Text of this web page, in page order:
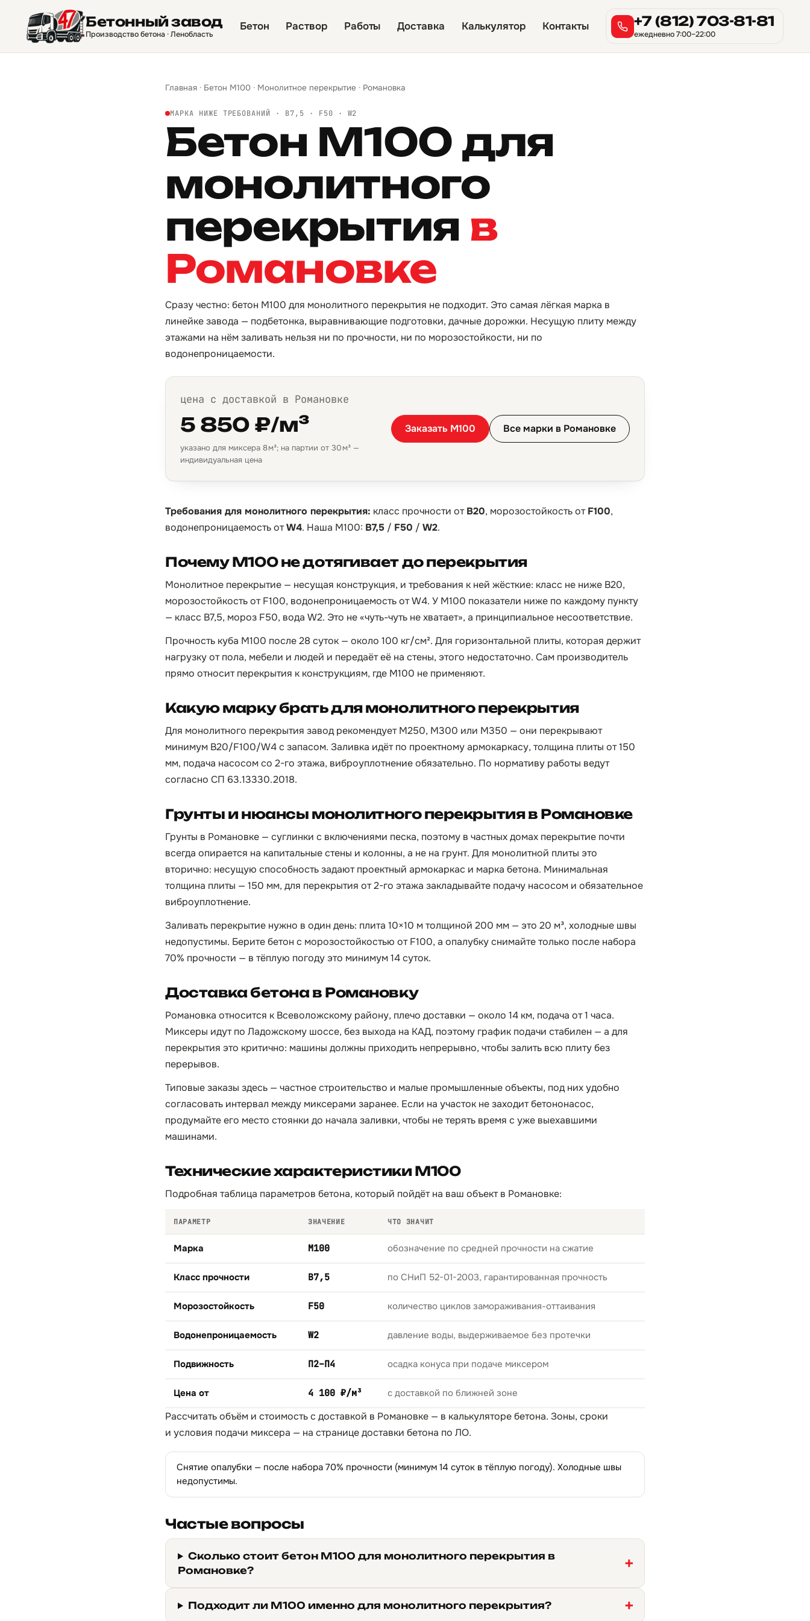
Бетонный завод
Производство бетона · Ленобласть
Бетон Раствор Работы Доставка Калькулятор Контакты +7 (812) 703-81-81
ежедневно 7:00–22:00
Главная · Бетон М100 · Монолитное перекрытие · Романовка
МАРКА НИЖЕ ТРЕБОВАНИЙ · B7,5 · F50 · W2
Бетон М100 для
монолитного
перекрытия в
Романовке
Сразу честно: бетон М100 для монолитного перекрытия не подходит. Это самая лёгкая марка в
линейке завода — подбетонка, выравнивающие подготовки, дачные дорожки. Несущую плиту между
этажами на нём заливать нельзя ни по прочности, ни по морозостойкости, ни по
водонепроницаемости.
цена с доставкой в Романовке
5 850 ₽/м³
указано для миксера 8 м³; на партии от 30 м³ —
индивидуальная цена
Заказать М100 Все марки в Романовке
Требования для монолитного перекрытия: класс прочности отB20, морозостойкость отF100,
водонепроницаемость отW4. Наша М100: B7,5 / F50 / W2.
Почему М100 не дотягивает до перекрытия
Монолитное перекрытие — несущая конструкция, и требования к ней жёсткие: класс не ниже B20,
морозостойкость от F100, водонепроницаемость от W4. У М100 показатели ниже по каждому пункту
— класс B7,5, мороз F50, вода W2. Это не «чуть-чуть не хватает», а принципиальное несоответствие.
Прочность куба М100 после 28 суток — около 100 кг/см². Для горизонтальной плиты, которая держит
нагрузку от пола, мебели и людей и передаёт её на стены, этого недостаточно. Сам производитель
прямо относит перекрытия к конструкциям, где М100 не применяют.
Какую марку брать для монолитного перекрытия
Для монолитного перекрытия завод рекомендует М250, М300 или М350 — они перекрывают
минимум B20/F100/W4 с запасом. Заливка идёт по проектному армокаркасу, толщина плиты от 150
мм, подача насосом со 2-го этажа, виброуплотнение обязательно. По нормативу работы ведут
согласно СП 63.13330.2018.
Грунты и нюансы монолитного перекрытия в Романовке
Грунты в Романовке — суглинки с включениями песка, поэтому в частных домах перекрытие почти
всегда опирается на капитальные стены и колонны, а не на грунт. Для монолитной плиты это
вторично: несущую способность задают проектный армокаркас и марка бетона. Минимальная
толщина плиты — 150 мм, для перекрытия от 2-го этажа закладывайте подачу насосом и обязательное
виброуплотнение.
Заливать перекрытие нужно в один день: плита 10×10 м толщиной 200 мм — это 20 м³, холодные швы
недопустимы. Берите бетон с морозостойкостью от F100, а опалубку снимайте только после набора
70% прочности — в тёплую погоду это минимум 14 суток.
Доставка бетона в Романовку
Романовка относится к Всеволожскому району, плечо доставки — около 14 км, подача от 1 часа.
Миксеры идут по Ладожскому шоссе, без выхода на КАД, поэтому график подачи стабилен — а для
перекрытия это критично: машины должны приходить непрерывно, чтобы залить всю плиту без
перерывов.
Типовые заказы здесь — частное строительство и малые промышленные объекты, под них удобно
согласовать интервал между миксерами заранее. Если на участок не заходит бетононасос,
продумайте его место стоянки до начала заливки, чтобы не терять время с уже выехавшими
машинами.
Технические характеристики М100
Подробная таблица параметров бетона, который пойдёт на ваш объект в Романовке:
ПАРАМЕТР ЗНАЧЕНИЕ ЧТО ЗНАЧИТ
Марка М100 обозначение по средней прочности на сжатие
Класс прочности B7,5 по СНиП 52-01-2003, гарантированная прочность
Морозостойкость F50 количество циклов замораживания-оттаивания
Водонепроницаемость W2 давление воды, выдерживаемое без протечки
Подвижность П2–П4 осадка конуса при подаче миксером
Цена от 4 100 ₽/м³ с доставкой по ближней зоне
Рассчитать объём и стоимость с доставкой в Романовке — в калькуляторе бетона. Зоны, сроки
и условия подачи миксера — на страницедоставки бетона по ЛО.
Снятие опалубки — после набора 70% прочности (минимум 14 суток в тёплую погоду). Холодные швы
недопустимы.
Частые вопросы
Сколько стоит бетон М100 для монолитного перекрытия в
Романовке?
Подходит ли М100 именно для монолитного перекрытия?